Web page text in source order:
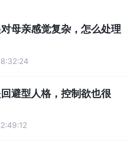
续增长的过程中，你的内在安
你未曾发觉的时刻，随之不断
而然，就会具备更强的气场和
能够主动恢复拉黑、并当面表
曾经在动荡和小心翼翼中长大
拒绝了家人的要求，比起曾经
的你，哪一个，让家人更具备
后：这是需要一生去疗愈的创
需要让自己的节奏慢下来。借
续增长的过程中，你的内在安
你未曾发觉的时刻，随之不断
而然，就会具备更强的气场和
能够主动恢复拉黑、并当面表
曾经在动荡和小心翼翼中长大
拒绝了家人的要求，比起曾经
的你，哪一个，让家人更具备
后：这是需要一生去疗愈的创
需要让自己的节奏慢下来。借
无二的全然贯注的母性之爱。
处理了自己的丧失和创伤以
里就不会再占据那么大的空间
不过是以父母为主体衍生出来
你和父母的关系真正和解了，
耗你的关系了。你还会有一些
会还用房子之类的外在物质方
有可能的，他们可能还会借由
名义来对你提各种好心的建议
然贯注的母性之爱。当你真正
己的丧失和创伤以后，他们在
占据那么大的空间了，现在的
母为主体衍生出来的各种关系
关系真正和解了，由父母衍生
了。你还会有一些担心，未来
之类的外在物质方面来控制
，他们可能还会借由替你母亲
你提各种好心的建议等，你只
修炼充实自己。工作怎么样
有更高的自主权和话说权。最
安好。
充实自己。工作怎么样呢？实
的自主权和话说权。最后，向